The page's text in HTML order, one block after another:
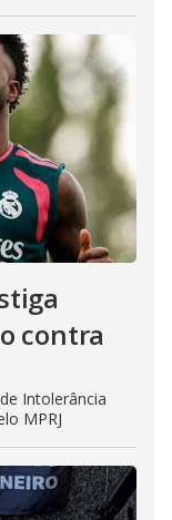
contra
Intolerância
MPRJ